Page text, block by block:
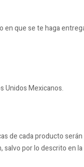
que se te haga
Unidos Mexicanos.
de cada producto
por lo descrito en